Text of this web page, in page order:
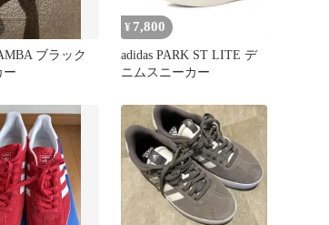
ブラック
ー
¥ 7,800
adidas PARK ST LITE デ
ニムスニーカー